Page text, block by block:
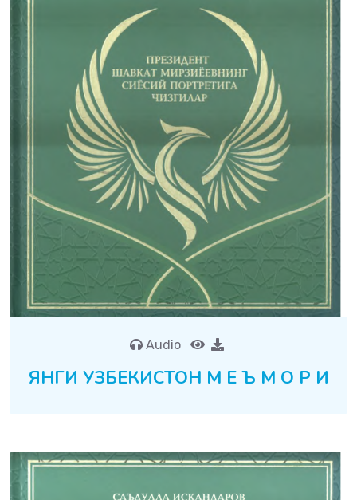
Audio
ЯНГИ УЗБЕКИСТОН М Е Ъ М О Р И